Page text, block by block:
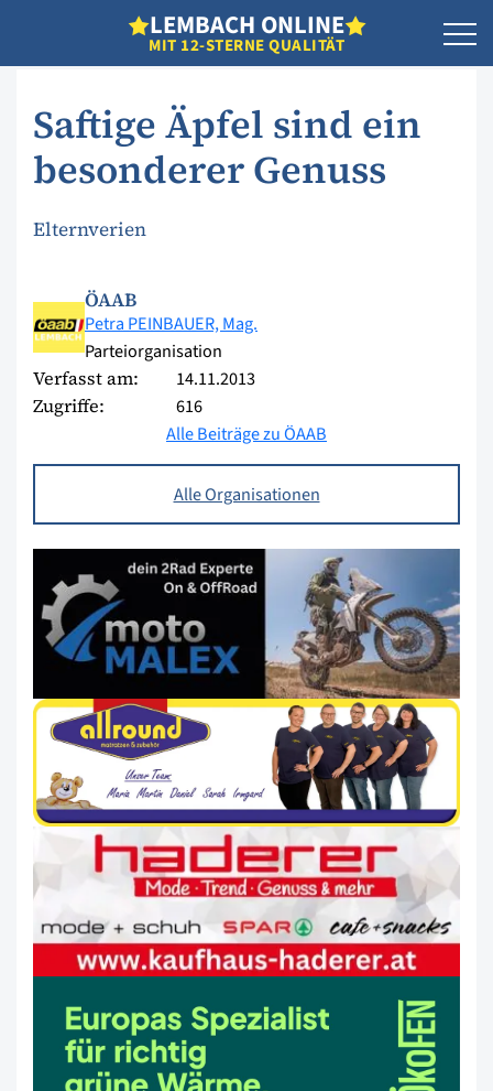
LEMBACH ONLINE
MIT 12-STERNE QUALITÄT
Saftige Äpfel sind ein
besonderer Genuss
Elternverien
ÖAAB
Petra PEINBAUER, Mag.
Parteiorganisation
Verfasst am: 14.11.2013
Zugriffe:
616
Alle Beiträge zu ÖAAB
Alle Organisationen